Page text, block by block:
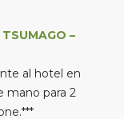
–
al hotel en
mano para 2